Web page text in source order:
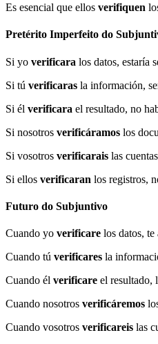
Es esencial que ellos verifiquen
Pretérito Imperfeito do
Si yo verificara los datos, estaría
Si tú verificaras la información,
Si él verificara el resultado, no
Si nosotros verificáramos los
Si vosotros verificarais las
Si ellos verificaran los registros,
Futuro do Subjuntivo
Cuando yo verificare los datos, te
Cuando tú verificares la
Cuando él verificare el resultado,
Cuando nosotros verificáremos
Cuando vosotros verificareis las